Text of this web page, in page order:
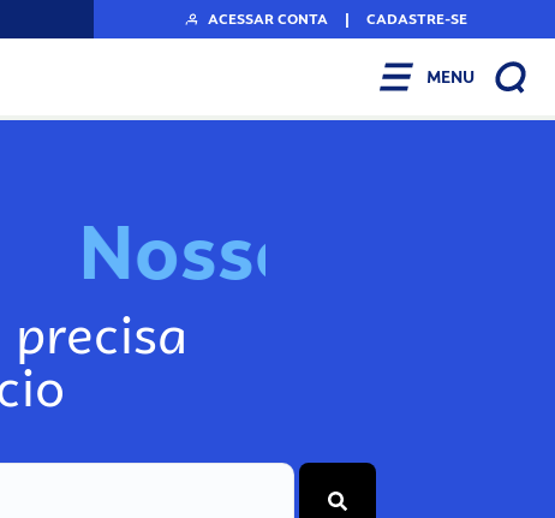
ACESSAR CONTA | CADASTRE-SE
MENU
Nosso